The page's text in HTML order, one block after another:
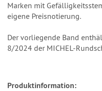
Marken mit
eigene Preisnotierung.
Der vorliegende Band
8/2024 der MICHEL-
Produktinformation: